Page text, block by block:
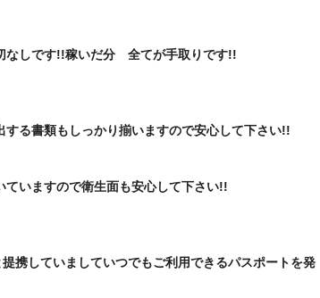
なしです!!稼いだ分 全てが手取りです!!
る書類も しっかり揃いますので安心して下さい!!
ていますので衛生面も安心して下さい!!
携していましていつでもご利用できるパスポートを発